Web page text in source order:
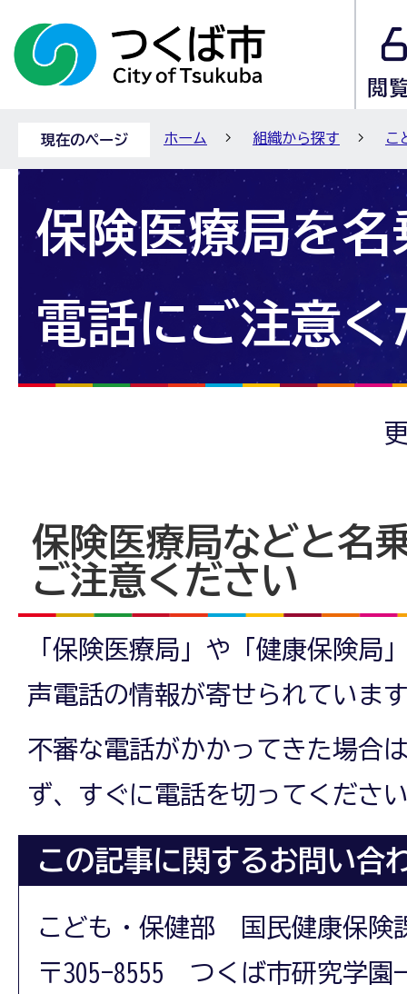
現在のページ ホーム 組織から探す こ
保険医療局を名
電話にご注意く
保険医療局などと名
ご注意ください
「保険医療局」や「健康保険局
声電話の情報が寄せられていま
不審な電話がかかってきた場合
ず、すぐに電話を切ってくださ
この記事に関するお問い合
こども・保健部 国民健康保険
〒305-8555 つくば市研究学園